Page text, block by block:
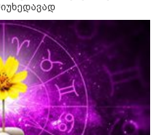
უარი არ უთქვამთ -
2022 წლის შემდეგ
- ნინო წილოსანი
/ 08-08-2026
რომ კობახიძის
განცხადება
შეწირული
მემორიალზე
- "ნაციონალური